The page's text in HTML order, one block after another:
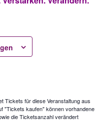
Tickets für diese Veranstaltung aus
"Tickets kaufen" können vorhandene
die Ticketsanzahl verändert